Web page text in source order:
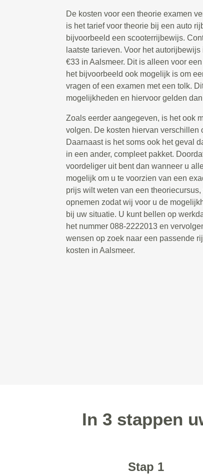
De kosten voor een theorie examen
is het tarief voor theorie bij een auto
bijvoorbeeld een scooterrijbewijs.
laatste tarieven. Voor het
€33 in Aalsmeer. Dit is alleen voor
het bijvoorbeeld ook mogelijk is om
vragen of een examen met een tolk.
mogelijkheden en hiervoor gelden
Zoals eerder aangegeven, is het ook
volgen. De kosten hiervan verschillen
Daarnaast is het soms ook het geval
in een ander, compleet pakket.
voordeliger uit bent dan wanneer u
mogelijk om u te voorzien van een
prijs wilt weten van een
opnemen zodat wij voor u de
bij uw situatie. U kunt bellen op
het nummer 088-2222013 en
wensen op zoek naar een passende
kosten in Aalsmeer.
In 3 stappen
Stap 1